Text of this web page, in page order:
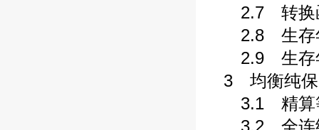
2.7 转换
2.8 生存
2.9 生存年
3 均衡纯保
3.1 精算
3.2 全连续